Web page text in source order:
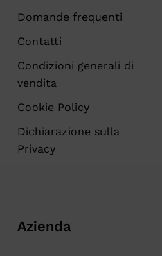
Domande frequenti
Contatti
Condizioni generali di
vendita
Cookie Policy
Dichiarazione sulla
Privacy
Azienda